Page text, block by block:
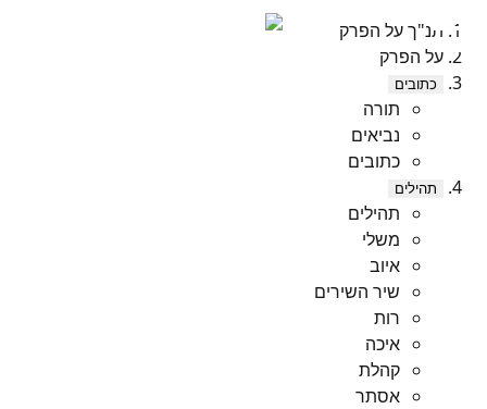
תנ"ך על הפרק
על הפרק
כתובים
תורה
נביאים
כתובים
תהילים
תהילים
משלי
איוב
שיר השירים
רות
איכה
קהלת
אסתר